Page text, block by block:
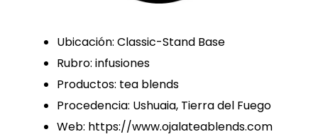
Ubicación: Classic-Stand Base
Rubro: infusiones
Productos: tea blends
Procedencia: Ushuaia, Tierra del Fuego
Web: https://www.ojalateablends.com